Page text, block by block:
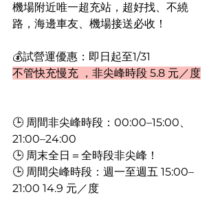
機場附近唯一超充站，超好找、不繞
路，海邊車友、機場接送必收！
💰試營運優惠：即日起至1/31
不管快充慢充 ，非尖峰時段 5.8 元／度
🕒 周間非尖峰時段：00:00–15:00、
21:00–24:00
🕒 周末全日＝全時段非尖峰！
🕒 周間尖峰時段：週一至週五 15:00–
21:00 14.9 元／度